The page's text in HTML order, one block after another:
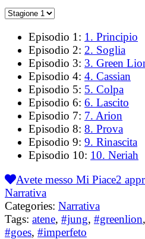
Episodio 1: 1. Principio
Episodio 2: 2. Soglia
Episodio 3: 3. Green
Episodio 4: 4. Cassian
Episodio 5: 5. Colpa
Episodio 6: 6. Lascito
Episodio 7: 7. Arion
Episodio 8: 8. Prova
Episodio 9: 9. Rinascita
Episodio 10: 10. Neriah
Avete messo Mi Piace2
Narrativa
Categories: Narrativa
Tags: atene, #jung, #greenlion,
#goes, #imperfeto